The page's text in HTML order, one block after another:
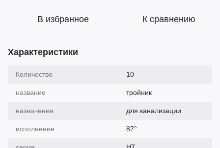
В избранное К сравнению
Характеристики
Количество 10
название тройник
назначение для канализации
исполнение 87°